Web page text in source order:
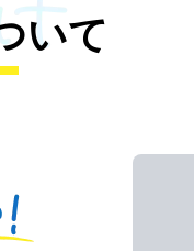
いて